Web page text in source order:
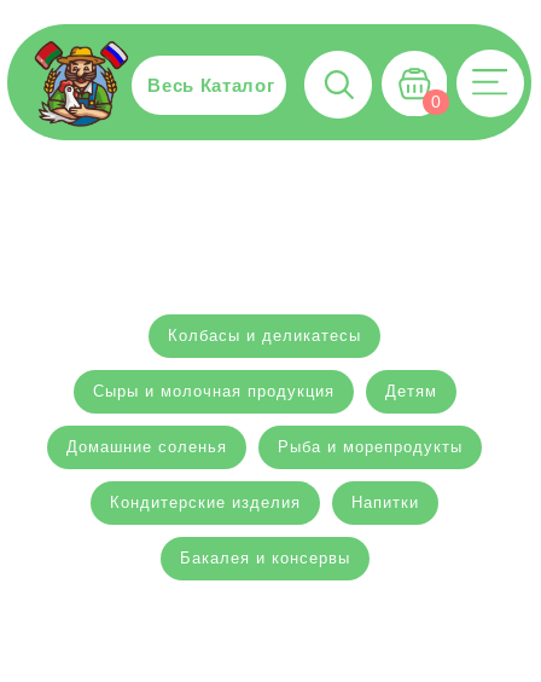
Весь Каталог
0
Колбасы и деликатесы
Сыры и молочная продукция Детям
Домашние соленья Рыба и морепродукты
Кондитерские изделия Напитки
Бакалея и консервы